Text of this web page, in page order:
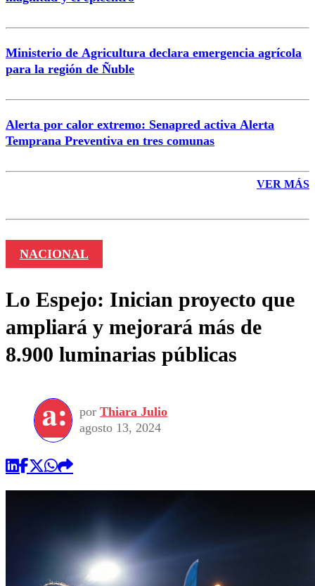
Ministerio de Agricultura declara emergencia agrícola
para la región de Ñuble
Alerta por calor extremo: Senapred activa Alerta
Temprana Preventiva en tres comunas
VER MÁS
NACIONAL
Lo Espejo: Inician proyecto que
ampliará y mejorará más de
8.900 luminarias públicas
por Thiara Julio
agosto 13, 2024